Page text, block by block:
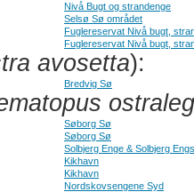
Nivå Bugt og strandenge
Selsø Sø området
Fuglereservat Nivå bugt,
Fuglereservat Nivå bugt,
avosetta):
Bredvig Sø
Søborg Sø
Søborg Sø
Solbjerg Enge & Solbjerg
Kikhavn
Kikhavn
Nordskovsengene Syd